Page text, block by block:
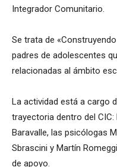
Integrador Comunitario.
Se trata de
padres de adolescentes
relacionadas al ámbito
La actividad está a cargo
trayectoria dentro del
Baravalle, las psicólogas
Sbrascini y Martín
de apoyo.